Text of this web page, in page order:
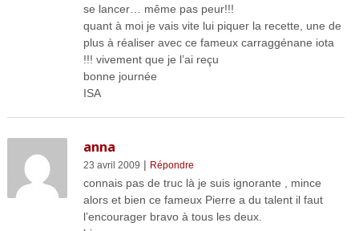
se lancer… même pas peur!!!
quant à moi je vais vite lui piquer la recette, une de
plus à réaliser avec ce fameux carraggénane iota
!!! vivement que je l’ai reçu
bonne journée
ISA
anna
23 avril 2009 | Répondre
connais pas de truc là je suis ignorante , mince
alors et bien ce fameux Pierre a du talent il faut
l’encourager bravo à tous les deux.